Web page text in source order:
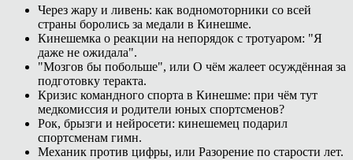
Через жару и ливень: как водномоторники со всей
страны боролись за медали в Кинешме.
Кинешемка о реакции на непорядок с тротуаром: "Я
даже не ожидала".
"Мозгов бы побольше", или О чём жалеет осуждённая за
подготовку теракта.
Кризис командного спорта в Кинешме: при чём тут
медкомиссия и родители юных спортсменов?
Рок, брызги и нейросети: кинешемец подарил
спортсменам гимн.
Механик против цифры, или Разорение по старости лет.